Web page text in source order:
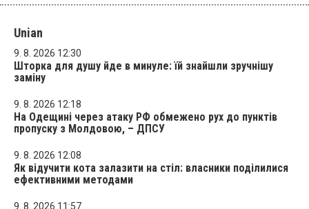
Unian
9. 8. 2026 12:30
Шторка для душу йде в минуле: їй знайшли зручнішу
заміну
9. 8. 2026 12:18
На Одещині через атаку РФ обмежено рух до пунктів
пропуску з Молдовою, – ДПСУ
9. 8. 2026 12:08
Як відучити кота залазити на стіл: власники поділилися
ефективними методами
9. 8. 2026 11:57